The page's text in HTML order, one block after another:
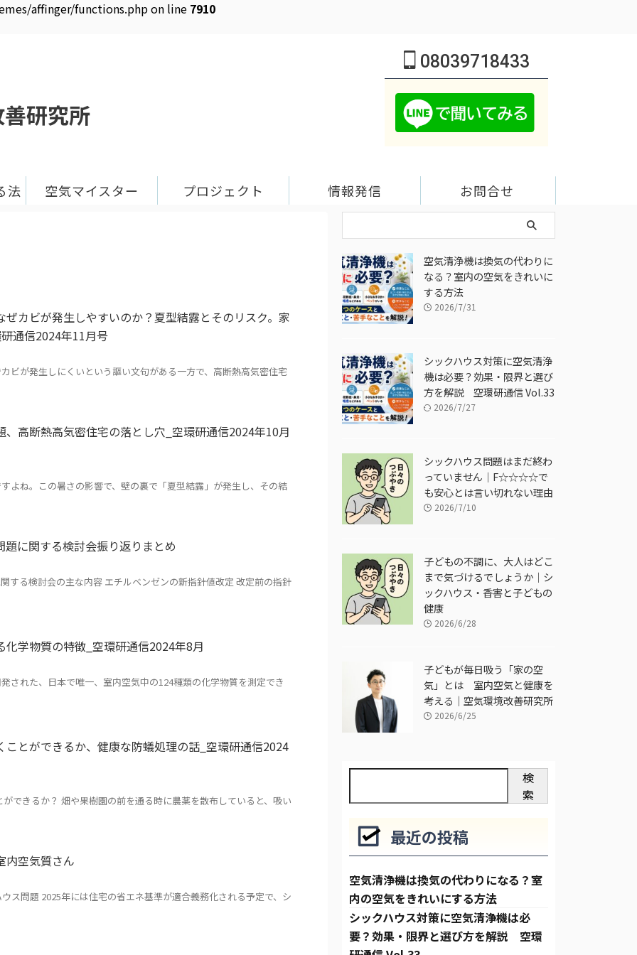
affinger/functions.php on line 7910
研究所
08039718433
法 空気マイスター プロジェクト 情報発信 お問合せ
ぜカビが発生しやすいのか？夏型結露とそのリスク。家
通信2024年11月号
ビが発生しにくいという謳い文句がある一方で、高断熱高気密住宅
、高断熱高気密住宅の落とし穴_空環研通信2024年10月
よね。この暑さの影響で、壁の裏で「夏型結露」が発生し、その結
に関する検討会振り返りまとめ
する検討会の主な内容 エチルベンゼンの新指針値改定 改定前の指針
化学物質の特徴_空環研通信2024年8月
された、日本で唯一、室内空気中の124種類の化学物質を測定でき
ことができるか、健康な防蟻処理の話_空環研通信2024
できるか？ 畑や果樹園の前を通る時に農薬を散布していると、吸い
内空気質さん
ス問題 2025年には住宅の省エネ基準が適合義務化される予定で、シ
空気清浄機は換気の代わりに
なる？室内の空気をきれいに
する方法
2026/7/31
シックハウス対策に空気清浄
機は必要？効果・限界と選び
方を解説 空環研通信 Vol.33
2026/7/27
シックハウス問題はまだ終わ
っていません｜F☆☆☆☆で
も安心とは言い切れない理由
2026/7/10
子どもの不調に、大人はどこ
まで気づけるでしょうか｜シ
ックハウス・香害と子どもの
健康
2026/6/28
子どもが毎日吸う「家の空
気」とは 室内空気と健康を
考える｜空気環境改善研究所
2026/6/25
検
索
最近の投稿
空気清浄機は換気の代わりになる？室
内の空気をきれいにする方法
シックハウス対策に空気清浄機は必
要？効果・限界と選び方を解説 空環